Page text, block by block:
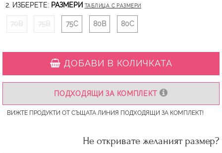
2. ИЗБЕРЕТЕ: РАЗМЕРИ ТАБЛИЦА С РАЗМЕРИ
70B 75B 75C 80B 80C
ДОБАВИ В КОЛИЧКАТА
ПОДХОДЯЩИ ЗА КОМПЛЕКТ
ВИЖТЕ ПРОДУКТИ ОТ СЪЩАТА ЛИНИЯ ПОДХОДЯЩИ ЗА КОМПЛЕКТ!
Не откривате желаният размер?